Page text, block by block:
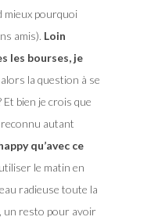
mieux pourquoi
amis). Loin
les bourses, je
la question à se
Et bien je crois que
reconnu autant
qu’avec ce
le matin en
radieuse toute la
un resto pour avoir